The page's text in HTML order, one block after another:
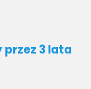
3 lata